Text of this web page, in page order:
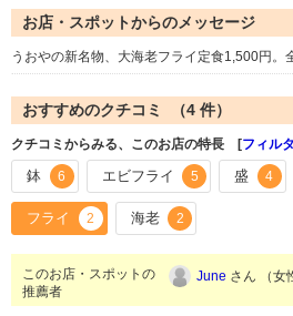
お店・スポットからのメッセージ
うおやの新名物、大海老フライ定食1,500円
おすすめのクチコミ （4 件）
クチコミからみる、このお店の特長 [フィル
鉢 6 エビフライ 5 盛 4
フライ 2 海老 2
このお店・スポットの
推薦者
June さん （女